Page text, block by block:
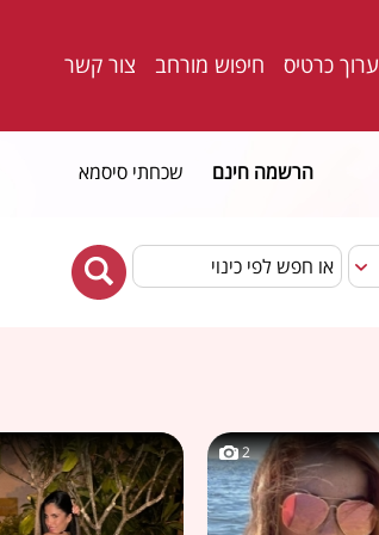
ערוך כרטיס חיפוש מורחב צור קשר
הרשמה חינם שכחתי סיסמא
2